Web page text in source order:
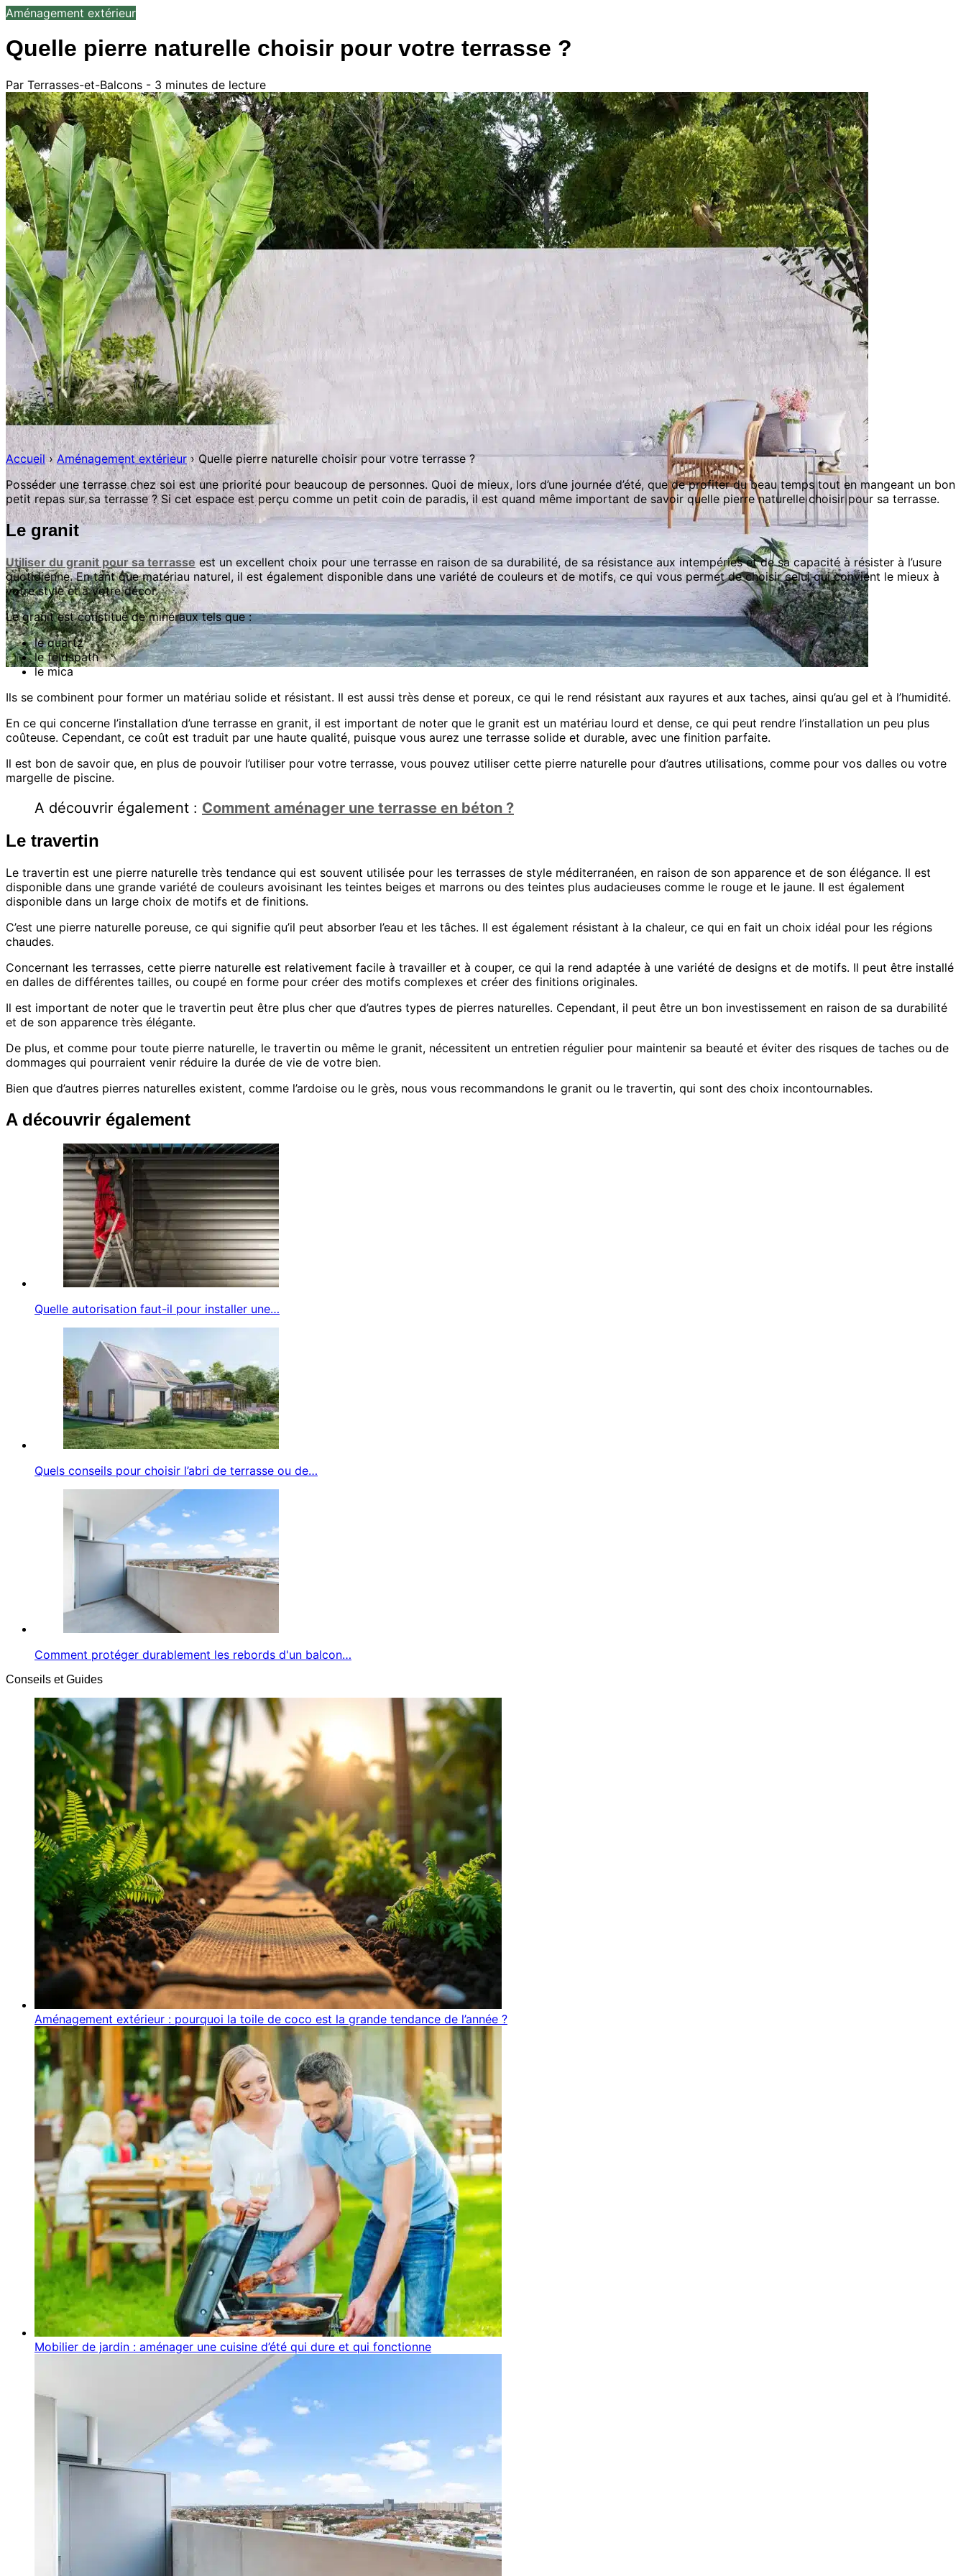
Aménagement extérieur
Quelle pierre naturelle choisir pour votre terrasse ?
Par Terrasses-et-Balcons - 3 minutes de lecture
Accueil›Aménagement extérieur›Quelle pierre naturelle choisir pour votre terrasse ?
Posséder une terrasse chez soi est une priorité pour beaucoup de personnes. Quoi de mieux, lors d’une journée d’été, que de profiter du beau temps tout en mangeant un bon
petit repas sur sa terrasse ? Si cet espace est perçu comme un petit coin de paradis, il est quand même important de savoir quelle pierre naturelle choisir pour sa terrasse.
Le granit
Utiliser du granit pour sa terrasse est un excellent choix pour une terrasse en raison de sa durabilité, de sa résistance aux intempéries et de sa capacité à résister à l’usure
quotidienne. En tant que matériau naturel, il est également disponible dans une variété de couleurs et de motifs, ce qui vous permet de choisir celui qui convient le mieux à
votre style et à votre décor.
Le granit est constitué de minéraux tels que :
le quartz
le feldspath
le mica
Ils se combinent pour former un matériau solide et résistant. Il est aussi très dense et poreux, ce qui le rend résistant aux rayures et aux taches, ainsi qu’au gel et à l’humidité.
En ce qui concerne l’installation d’une terrasse en granit, il est important de noter que le granit est un matériau lourd et dense, ce qui peut rendre l’installation un peu plus
coûteuse. Cependant, ce coût est traduit par une haute qualité, puisque vous aurez une terrasse solide et durable, avec une finition parfaite.
Il est bon de savoir que, en plus de pouvoir l’utiliser pour votre terrasse, vous pouvez utiliser cette pierre naturelle pour d’autres utilisations, comme pour vos dalles ou votre
margelle de piscine.
A découvrir également : Comment aménager une terrasse en béton ?
Le travertin
Le travertin est une pierre naturelle très tendance qui est souvent utilisée pour les terrasses de style méditerranéen, en raison de son apparence et de son élégance. Il est
disponible dans une grande variété de couleurs avoisinant les teintes beiges et marrons ou des teintes plus audacieuses comme le rouge et le jaune. Il est également
disponible dans un large choix de motifs et de finitions.
C’est une pierre naturelle poreuse, ce qui signifie qu’il peut absorber l’eau et les tâches. Il est également résistant à la chaleur, ce qui en fait un choix idéal pour les régions
chaudes.
Concernant les terrasses, cette pierre naturelle est relativement facile à travailler et à couper, ce qui la rend adaptée à une variété de designs et de motifs. Il peut être installé
en dalles de différentes tailles, ou coupé en forme pour créer des motifs complexes et créer des finitions originales.
Il est important de noter que le travertin peut être plus cher que d’autres types de pierres naturelles. Cependant, il peut être un bon investissement en raison de sa durabilité
et de son apparence très élégante.
De plus, et comme pour toute pierre naturelle, le travertin ou même le granit, nécessitent un entretien régulier pour maintenir sa beauté et éviter des risques de taches ou de
dommages qui pourraient venir réduire la durée de vie de votre bien.
Bien que d’autres pierres naturelles existent, comme l’ardoise ou le grès, nous vous recommandons le granit ou le travertin, qui sont des choix incontournables.
A découvrir également
Quelle autorisation faut-il pour installer une…
Quels conseils pour choisir l’abri de terrasse ou de…
Comment protéger durablement les rebords d'un balcon…
Conseils et Guides
Aménagement extérieur : pourquoi la toile de coco est la grande tendance de l’année ?
Mobilier de jardin : aménager une cuisine d’été qui dure et qui fonctionne